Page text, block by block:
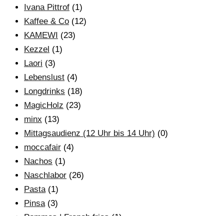
Ivana Pittrof (1)
Kaffee & Co (12)
KAMEWI (23)
Kezzel (1)
Laori (3)
Lebenslust (4)
Longdrinks (18)
MagicHolz (23)
minx (13)
Mittagsaudienz (12 Uhr bis 14 Uhr) (0)
moccafair (4)
Nachos (1)
Naschlabor (26)
Pasta (1)
Pinsa (3)